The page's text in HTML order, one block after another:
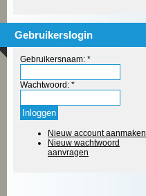
Gebruikerslogin
Gebruikersnaam: *
Wachtwoord: *
Nieuw account aanmaken
Nieuw wachtwoord
aanvragen